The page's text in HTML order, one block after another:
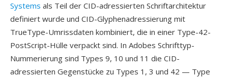
Systems als Teil der CID-adressierten Schriftarchitektur
definiert wurde und CID-Glyphenadressierung mit
TrueType-Umrissdaten kombiniert, die in einer Type-42-
PostScript-Hülle verpackt sind. In Adobes Schrifttyp-
Nummerierung sind Types 9, 10 und 11 die CID-
adressierten Gegenstücke zu Types 1, 3 und 42 — Type